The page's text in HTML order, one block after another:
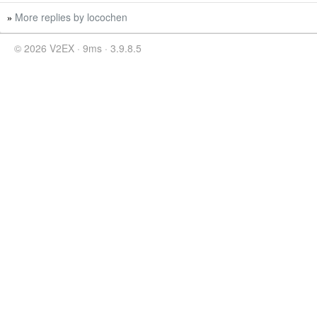
» More replies by locochen
© 2026 V2EX · 9ms · 3.9.8.5